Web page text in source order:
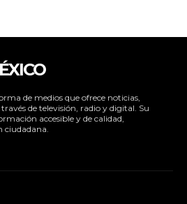
de medios que ofrece noticias,
de televisión, radio y digital. Su
accesible y de calidad,
ciudadana.